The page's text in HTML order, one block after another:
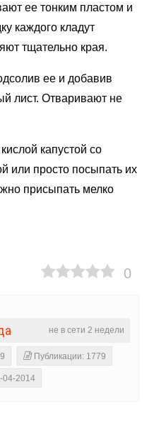
ее тонким пластом и
каждого кладут
тщательно края.
ее и добавив
лист. Отваривают не
капустой со
или просто посыпать их
присыпать мелко
0
не в сети 2 недели
Публикации: 1779
04-2014